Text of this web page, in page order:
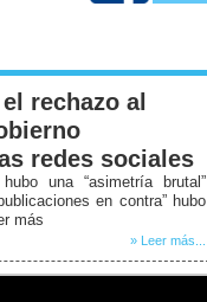
rechazo al
redes sociales
una “asimetría brutal”
en contra” hubo
más
» Leer más...